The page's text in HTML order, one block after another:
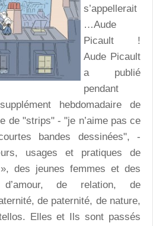
s’appellerait
…Aude
Picault !
Aude Picault
a publié
pendant
hebdomadaire de
de "strips" - "je n’aime pas ce
bandes dessinées", -
usages et pratiques de
des jeunes femmes et des
de relation, de
de paternité, de nature,
Elles et Ils sont passés